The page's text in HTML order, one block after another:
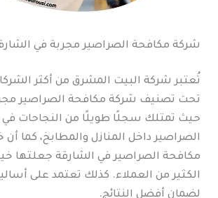
شركة مكافحة الصراصير مجربة في
تُعتبر شركة البيت المشرق من أكثر
تحت تصنيف شركة مكافحة الصراصير
حيث تمتلك سجلًا طويلًا من النجاحات في
الصراصير داخل المنازل والمطابخ، كما
مكافحة الصراصير في الشارقة جعلتها
الكثير من العملاء. كذلك تعتمد على
لضمان أفضل النتائج.